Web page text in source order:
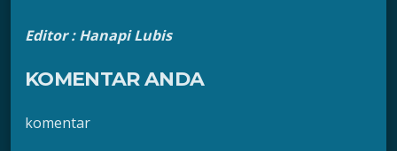
Editor : Hanapi Lubis
KOMENTAR ANDA
komentar